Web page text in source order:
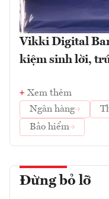
Vikki Digital
kiệm sinh lời,
Xem thêm
Ngân hàng
Bảo hiểm
Đừng bỏ lỡ